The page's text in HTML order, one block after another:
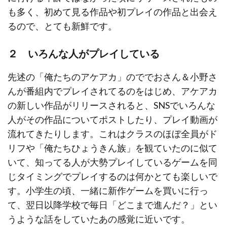
も多く、初めて見る作品や初プレイの作品と出会え
るので、とても新鮮です。
２ いろんな人がプレイしている
先述の「俺たちのアケアカ」のででおさん＆小野さ
んが番組内でプレイされてるのをはじめ、アケアカ
の新しい作品がリリースされると、SNSでいろんな
人がその作品についてポストしたり、プレイ動画が
流れてきたりします。これはクラスのほぼ全員がド
リフや「俺たちひょうきん族」を観ていたのに似て
いて、知ってる人が大勢プレイしているゲームを同
じタイミングでプレイするのは何かとても楽しいで
す。小学生の頃、一緒に新作ゲームを買いに行っ
て、翌日以降学校で毎日「どこまで進んだ？」とい
うような話をしていたあの感覚に近いです。